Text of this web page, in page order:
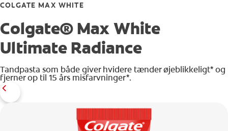
COLGATE MAX WHITE
Colgate® Max White
Ultimate Radiance
Tandpasta som både giver hvidere tænder øjeblikkeligt* og
fjerner op til 15 års misfarvninger*.